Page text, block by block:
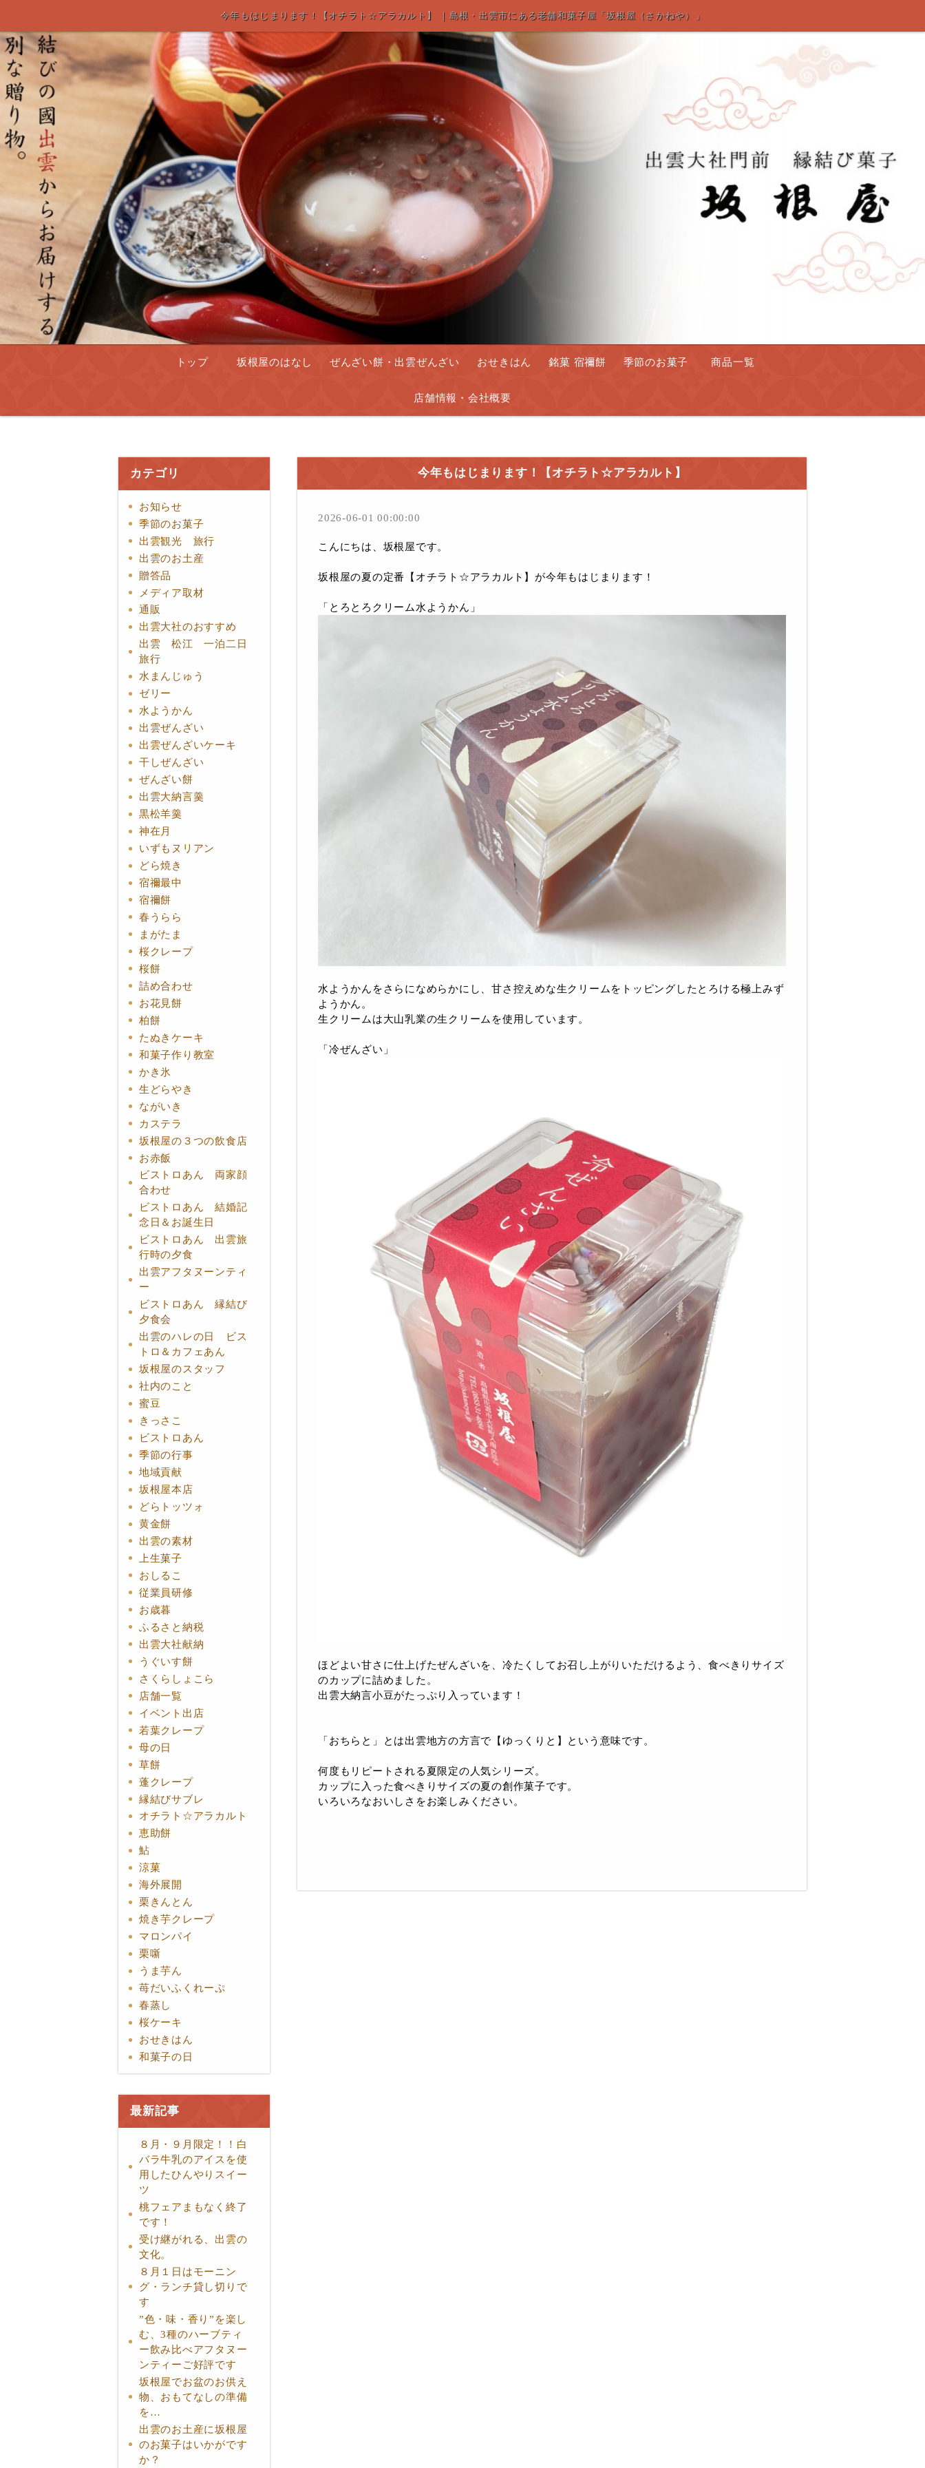
今年もはじまります！【オチラト☆アラカルト】 ｜島根・出雲市にある老舗和菓子屋「坂根屋（さかねや）」
トップ 坂根屋のはなし ぜんざい餅・出雲ぜんざい おせきはん 銘菓 宿禰餅 季節のお菓子 商品一覧
店舗情報・会社概要
カテゴリ
お知らせ
季節のお菓子
出雲観光 旅行
出雲のお土産
贈答品
メディア取材
通販
出雲大社のおすすめ
出雲 松江 一泊二日
旅行
水まんじゅう
ゼリー
水ようかん
出雲ぜんざい
出雲ぜんざいケーキ
干しぜんざい
ぜんざい餅
出雲大納言羹
黒松羊羹
神在月
いずもヌリアン
どら焼き
宿禰最中
宿禰餅
春うらら
まがたま
桜クレープ
桜餅
詰め合わせ
お花見餅
柏餅
たぬきケーキ
和菓子作り教室
かき氷
生どらやき
ながいき
カステラ
坂根屋の３つの飲食店
お赤飯
ビストロあん 両家顔
合わせ
ビストロあん 結婚記
念日＆お誕生日
ビストロあん 出雲旅
行時の夕食
出雲アフタヌーンティ
ー
ビストロあん 縁結び
夕食会
出雲のハレの日 ビス
トロ＆カフェあん
坂根屋のスタッフ
社内のこと
蜜豆
きっさこ
ビストロあん
季節の行事
地域貢献
坂根屋本店
どらトッツォ
黄金餅
出雲の素材
上生菓子
おしるこ
従業員研修
お歳暮
ふるさと納税
出雲大社献納
うぐいす餅
さくらしょこら
店舗一覧
イベント出店
若葉クレープ
母の日
草餅
蓬クレープ
縁結びサブレ
オチラト☆アラカルト
恵助餅
鮎
涼菓
海外展開
栗きんとん
焼き芋クレープ
マロンパイ
栗噺
うま芋ん
苺だいふくれーぷ
春蒸し
桜ケーキ
おせきはん
和菓子の日
最新記事
８月・９月限定！！白
バラ牛乳のアイスを使
用したひんやりスイー
ツ
桃フェアまもなく終了
です！
受け継がれる、出雲の
文化。
８月１日はモーニン
グ・ランチ貸し切りで
す
”色・味・香り”を楽し
む、3種のハーブティ
ー飲み比べアフタヌー
ンティーご好評です
坂根屋でお盆のお供え
物、おもてなしの準備
を…
出雲のお土産に坂根屋
のお菓子はいかがです
か？
今年もはじまります！【オチラト☆アラカルト】
2026-06-01 00:00:00
こんにちは、坂根屋です。
坂根屋の夏の定番【オチラト☆アラカルト】が今年もはじまります！
「とろとろクリーム水ようかん」
水ようかんをさらになめらかにし、甘さ控えめな生クリームをトッピングしたとろける極上みず
ようかん。
生クリームは大山乳業の生クリームを使用しています。
「冷ぜんざい」
ほどよい甘さに仕上げたぜんざいを、冷たくしてお召し上がりいただけるよう、食べきりサイズ
のカップに詰めました。
出雲大納言小豆がたっぷり入っています！
「おちらと」とは出雲地方の方言で【ゆっくりと】という意味です。
何度もリピートされる夏限定の人気シリーズ。
カップに入った食べきりサイズの夏の創作菓子です。
いろいろなおいしさをお楽しみください。